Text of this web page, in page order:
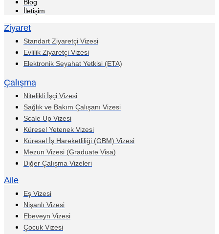
Blog
İletişim
Ziyaret
Standart Ziyaretçi Vizesi
Evlilik Ziyaretçi Vizesi
Elektronik Seyahat Yetkisi (ETA)
Çalışma
Nitelikli İşçi Vizesi
Sağlık ve Bakım Çalışanı Vizesi
Scale Up Vizesi
Küresel Yetenek Vizesi
Küresel İş Hareketliliği (GBM) Vizesi
Mezun Vizesi (Graduate Visa)
Diğer Çalışma Vizeleri
Aile
Eş Vizesi
Nişanlı Vizesi
Ebeveyn Vizesi
Çocuk Vizesi